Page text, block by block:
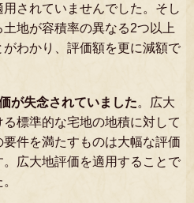
されていませんでした。そし
地が容積率の異なる2つ以上
わかり、評価額を更に減額で
が失念されていました。広大
標準的な宅地の地積に対して
件を満たすものは大幅な評価
広大地評価を適用することで